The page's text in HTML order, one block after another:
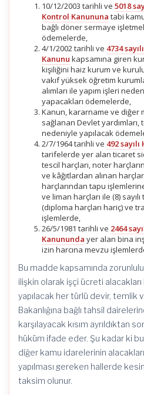
10/12/2003 tarihli ve 5018
Kontrol Kanununa tabi
bağlı döner sermaye
ödemelerde,
4/1/2002 tarihli ve 4734
Kanunu kapsamına giren
kişiliğini haiz kurum ve
vakıf yüksek öğretim
alımları ile yapım işleri
yapacakları ödemelerde,
Kanun, kararname ve diğer
sağlanan Devlet
nedeniyle yapılacak
2/7/1964 tarihli ve 492
tarifelerde yer alan ticaret
tescil harçları, noter
ve kâğıtlardan alınan
harçlarından tapu
ve liman harçları ile (8)
(diploma harçları hariç) ve
işlemlerde,
26/5/1981 tarihli ve 2464
Kanununda yer alan bina
izin harcına mevzu
Bu madde kapsamında
ilişkin olarak işçi ücreti
yapılacak her türlü devir, temlik
Bakanlığına bağlı tahsil
karşılayacak kısım ayrıldıktan
hüküm ifade eder. Şu kadar ki
diğer kamu idarelerinin
yapılması gereken hallerde
taksim olunur.